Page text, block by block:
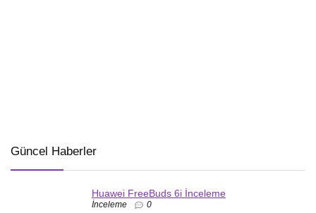
Güncel Haberler
Huawei FreeBuds 6i İnceleme
İnceleme 0